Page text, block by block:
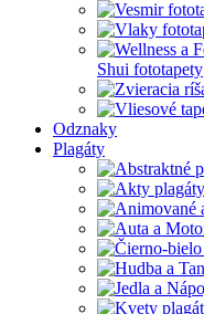
Shui fototapety
Odznaky
Plagáty